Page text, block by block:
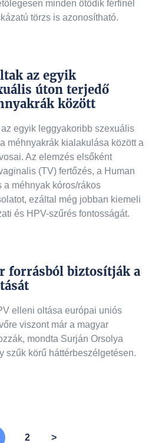
minden ötödik férfinél
törzs is azonosítható.
az egyik
úton terjedő
között
egyik leggyakoribb szexuális
méhnyakrák kialakulása között a
Az elemzés elsőként
(TV) fertőzés, a Human
méhnyak kóros/rákos
ezáltal még jobban kiemeli
és HPV-szűrés fontosságát.
forrásból biztosítják a
elleni oltása európai uniós
viszont már a magyar
mondta Surján Orsolya
szűk körű háttérbeszélgetésen.
2 >